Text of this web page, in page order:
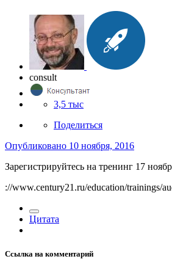
consult
3,5 тыс
Поделиться
Опубликовано 10 ноября, 2016
Зарегистрируйтесь на тренинг 17
://www.century21.ru/education/trainings/
Цитата
Ссылка на комментарий